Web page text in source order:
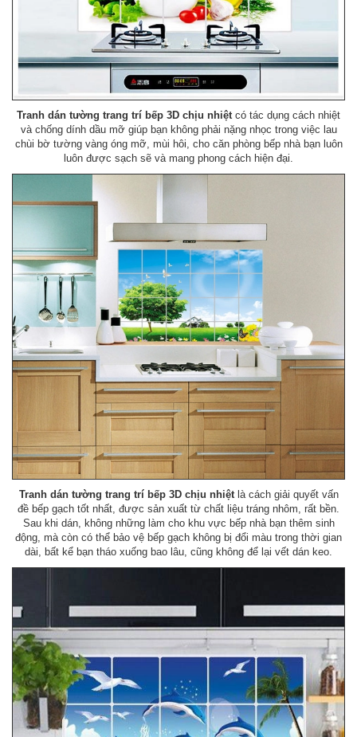
Tranh dán tường trang trí bếp 3D chịu nhiệt có tác dụng cách nhiệt
và chống dính dầu mỡ giúp bạn không phải nặng nhọc trong việc lau
chùi bờ tường vàng óng mỡ, mùi hôi, cho căn phòng bếp nhà bạn luôn
luôn được sạch sẽ và mang phong cách hiện đại.
Tranh dán tường trang trí bếp 3D chịu nhiệtlà cách giải quyết vấn
đề bếp gạch tốt nhất, được sản xuất từ chất liệu tráng nhôm, rất bền.
Sau khi dán, không những làm cho khu vực bếp nhà bạn thêm sinh
động, mà còn có thể bảo vệ bếp gạch không bị đổi màu trong thời gian
dài, bất kể bạn tháo xuống bao lâu, cũng không để lại vết dán keo.